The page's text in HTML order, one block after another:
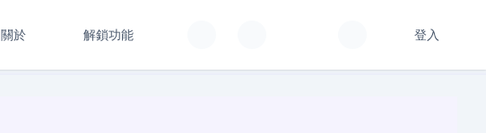
關於 解鎖功能 登入